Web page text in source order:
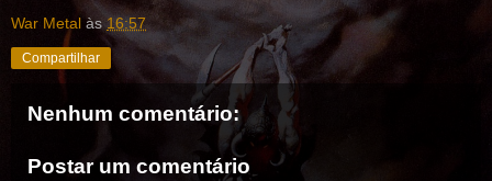
War Metal às 16:57
Compartilhar
Nenhum comentário:
Postar um comentário